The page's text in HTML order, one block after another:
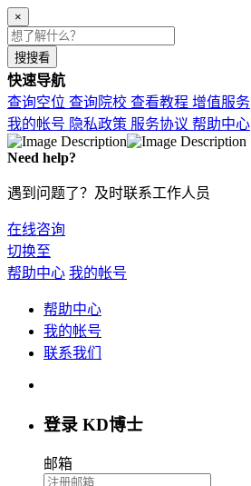
×
搜搜看
快速导航
查询空位 查询院校 查看教程 增值服务
我的帐号 隐私政策 服务协议 帮助中心
Need help?
遇到问题了？及时联系工作人员
在线咨询
切换至
帮助中心 我的帐号
帮助中心
我的帐号
联系我们
登录 KD博士
邮箱